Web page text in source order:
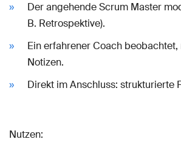
Der angehende Scrum Master
B. Retrospektive).
Ein erfahrener Coach
Notizen.
Direkt im Anschluss: strukturierte
Nutzen: